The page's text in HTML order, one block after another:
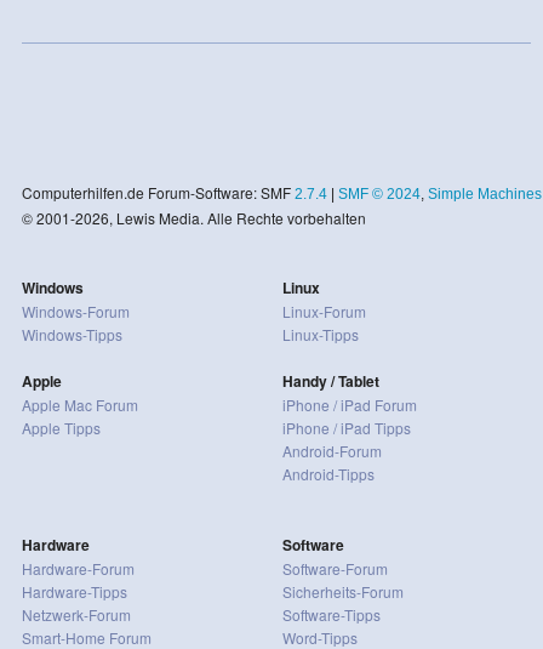
Computerhilfen.de Forum-Software: SMF 2.7.4| SMF © 2024, Simple Machines
© 2001-2026, Lewis Media. Alle Rechte vorbehalten
Windows
Windows-Forum
Windows-Tipps
Apple
Apple Mac Forum
Apple Tipps
Linux
Linux-Forum
Linux-Tipps
Handy / Tablet
iPhone / iPad Forum
iPhone / iPad Tipps
Android-Forum
Android-Tipps
Hardware
Hardware-Forum
Hardware-Tipps
Netzwerk-Forum
Smart-Home Forum
Software
Software-Forum
Sicherheits-Forum
Software-Tipps
Word-Tipps